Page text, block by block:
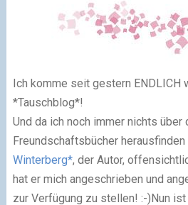
Ich komme seit gestern ENDLICH
*Tauschblog*!
Und da ich noch immer nichts über
Freundschaftsbücher
Winterberg*, der Autor,
hat er mich angeschrieben und
zur Verfügung zu stellen! :-)Nun